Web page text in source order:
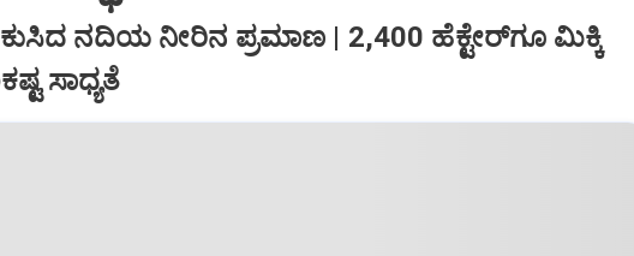
ನದಿಯ ನೀರಿನ ಪ್ರಮಾಣ | 2,400 ಹೆಕ್ಟೇರ್‌ಗೂ ಮಿಕ್ಕಿ
ಸಾಧ್ಯತೆ